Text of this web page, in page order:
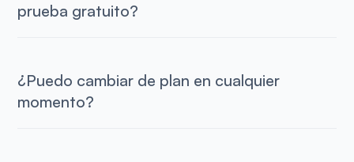
prueba gratuito?
¿Puedo cambiar de plan en cualquier
momento?